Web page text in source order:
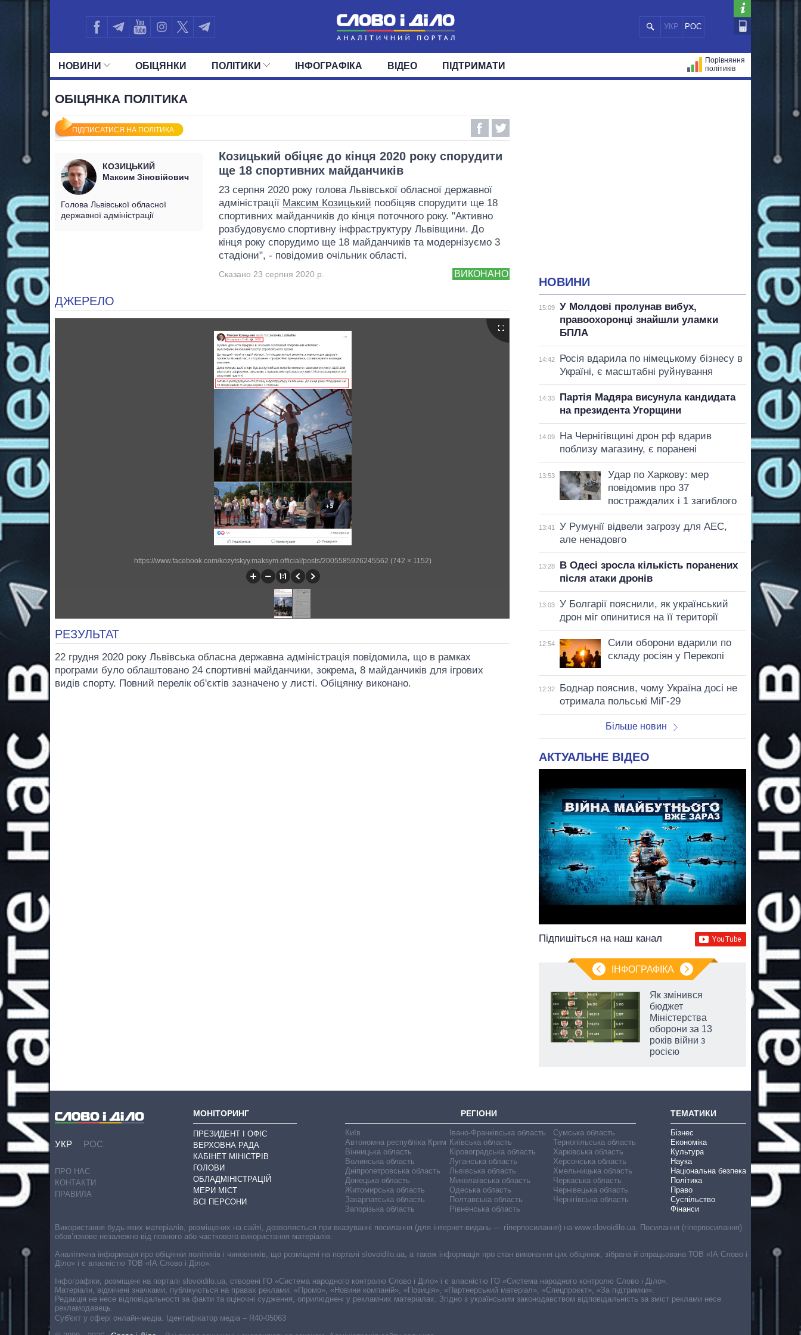
УКР РОС
НОВИНИ
СВІТ
ОБIЦЯНКИ ПОЛIТИКИ
ОКРУГИ
ІНФОГРАФІКА ВІДЕО ПІДТРИМАТИ
Порівняння
політиків
ОБІЦЯНКА ПОЛІТИКА
ПІДПИСАТИСЯ НА ПОЛІТИКА
КОЗИЦЬКИЙ
Максим Зіновійович
Голова Львівської обласної
державної адміністрації
Козицький обіцяє до кінця 2020 року спорудити
ще 18 спортивних майданчиків
23 серпня 2020 року голова Львівської обласної державної
адміністрації Максим Козицький пообіцяв спорудити ще 18
спортивних майданчиків до кінця поточного року. "Активно
розбудовуємо спортивну інфраструктуру Львівщини. До
кінця року спорудимо ще 18 майданчиків та модернізуємо 3
стадіони", - повідомив очільник області.
ВИКОНАНО
Сказано 23 серпня 2020 р.
ДЖЕРЕЛО
https://www.facebook.com/kozytskyy.maksym.official/posts/2005585926245562 (742 × 1152)
РЕЗУЛЬТАТ
22 грудня 2020 року Львівська обласна державна адміністрація повідомила, що в рамках
програми було облаштовано 24 спортивні майданчики, зокрема, 8 майданчиків для ігрових
видів спорту. Повний перелік об'єктів зазначено у листі. Обіцянку виконано.
НОВИНИ
15:09
У Молдові пролунав вибух,
правоохоронці знайшли уламки
БПЛА
14:42
Росія вдарила по німецькому бізнесу в
Україні, є масштабні руйнування
14:33
Партія Мадяра висунула кандидата
на президента Угорщини
14:09
На Чернігівщині дрон рф вдарив
поблизу магазину, є поранені
13:53
Удар по Харкову: мер
повідомив про 37
постраждалих і 1 загиблого
13:41
У Румунії відвели загрозу для АЕС,
але ненадовго
13:28
В Одесі зросла кількість поранених
після атаки дронів
13:03
У Болгарії пояснили, як український
дрон міг опинитися на її території
12:54
Сили оборони вдарили по
складу росіян у Перекопі
12:32
Боднар пояснив, чому Україна досі не
отримала польські МіГ-29
Більше новин
АКТУАЛЬНЕ ВІДЕО
Підпишіться на наш канал
ІНФОГРАФІКА
Як змінився
бюджет
Міністерства
оборони за 13
років війни з
росією
УКР РОС
ПРО НАС
КОНТАКТИ
ПРАВИЛА
МОНІТОРИНГ
ПРЕЗИДЕНТ І ОФІС
ВЕРХОВНА РАДА
КАБІНЕТ МІНІСТРІВ
ГОЛОВИ
ОБЛАДМІНІСТРАЦІЙ
МЕРИ МІСТ
ВСІ ПЕРСОНИ
РЕГІОНИ
Київ
Автономна республіка Крим
Вінницька область
Волинська область
Дніпропетровська область
Донецька область
Житомирська область
Закарпатська область
Запорізька область
Івано-Франківська область
Київська область
Кіровоградська область
Луганська область
Львівська область
Миколаївська область
Одеська область
Полтавська область
Рівненська область
Сумська область
Тернопільська область
Харківська область
Херсонська область
Хмельницька область
Черкаська область
Чернівецька область
Чернігівська область
ТЕМАТИКИ
Бізнес
Економіка
Культура
Наука
Національна безпека
Політика
Право
Суспільство
Фінанси
Cуб'єкт у сфері онлайн-медіа. Ідентифікатор медіа – R40-05063
Використання будь-яких матеріалів, розміщених на сайті, дозволяється при вказуванні посилання (для інтернет-видань — гіперпосилання) на www.slovoidilo.ua. Посилання (гіперпосилання)
обов’язкове незалежно від повного або часткового використання матеріалів.
Аналітична інформація про обіцянки політиків і чиновників, що розміщені на порталі slovoidilo.ua, а також інформація про стан виконання цих обіцянок, зібрана й опрацьована ТОВ «ІА Слово і
Діло» і є власністю ТОВ «ІА Слово і Діло».
Інфографіки, розміщені на порталі slovoidilo.ua, створені ГО «Система народного контролю Слово і Діло» і є власністю ГО «Система народного контролю Слово і Діло».
Матеріали, відмічені значками, публікуються на правах реклами: «Промо», «Новини компаній», «Позиція», «Партнерський матеріал», «Спецпроєкт», «За підтримки».
Редакція не несе відповідальності за факти та оціночні судження, оприлюднені у рекламних матеріалах. Згідно з українським законодавством відповідальність за зміст реклами несе
рекламодавець.